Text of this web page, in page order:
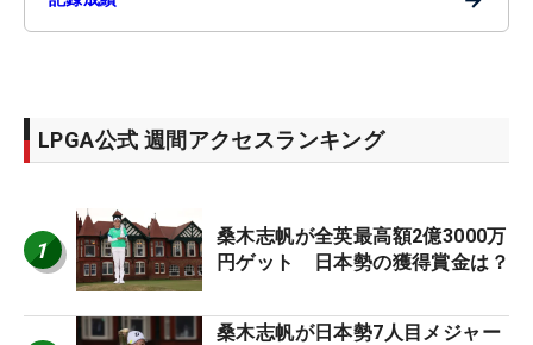
LPGA公式 週間アクセスランキング
1
桑木志帆が全英最高額2億3000万
円ゲット 日本勢の獲得賞金は？
桑木志帆が日本勢7人目メジャー